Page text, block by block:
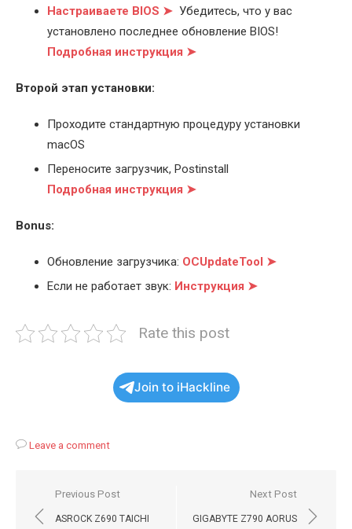
Настраиваете BIOS ➤ Убедитесь, что у вас
установлено последнее обновление BIOS!
Подробная инструкция ➤
Второй этап установки:
Проходите стандартную процедуру установки
macOS
Переносите загрузчик, Postinstall
Подробная инструкция ➤
Bonus:
Обновление загрузчика: OCUpdateTool ➤
Если не работает звук: Инструкция ➤
Rate this post
Join to iHackline
Leave a comment
Навигация
по
Previous Post
ASROCK Z690 TAICHI
Next Post
GIGABYTE Z790 AORUS